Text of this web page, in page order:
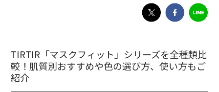
TIRTIR「マスクフィット」シリーズを全種類比
較！肌質別おすすめや色の選び方、使い方もご
紹介